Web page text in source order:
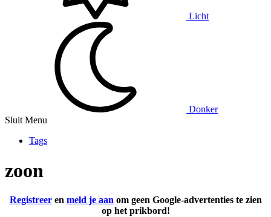
Licht
Donker
Sluit Menu
Tags
zoon
Registreeren meld je aan om geen Google-advertenties te zien
op het prikbord!